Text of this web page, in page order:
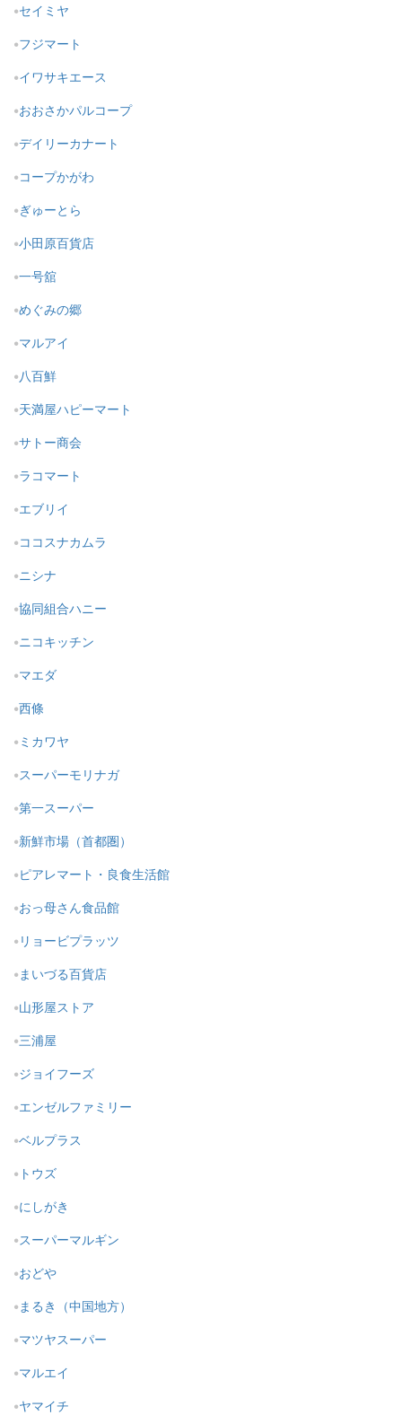
セイミヤ
フジマート
イワサキエース
おおさかパルコープ
デイリーカナート
コープかがわ
ぎゅーとら
小田原百貨店
一号舘
めぐみの郷
マルアイ
八百鮮
天満屋ハピーマート
サトー商会
ラコマート
エブリイ
ココスナカムラ
ニシナ
協同組合ハニー
ニコキッチン
マエダ
西條
ミカワヤ
スーパーモリナガ
第一スーパー
新鮮市場（首都圏）
ピアレマート・良食生活館
おっ母さん食品館
リョービプラッツ
まいづる百貨店
山形屋ストア
三浦屋
ジョイフーズ
エンゼルファミリー
ベルプラス
トウズ
にしがき
スーパーマルギン
おどや
まるき（中国地方）
マツヤスーパー
マルエイ
ヤマイチ